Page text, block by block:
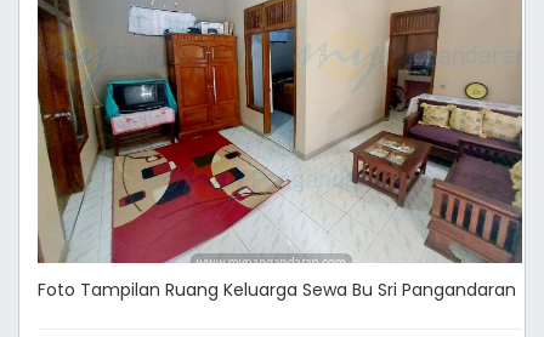
Foto Tampilan Ruang Keluarga Sewa Bu Sri Pangandaran